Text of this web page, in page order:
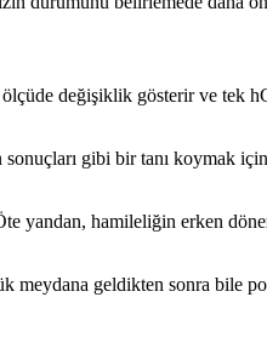
değişiklik gösterir ve tek
gibi bir tanı koymak
yandan, hamileliğin erken
meydana geldikten sonra bile